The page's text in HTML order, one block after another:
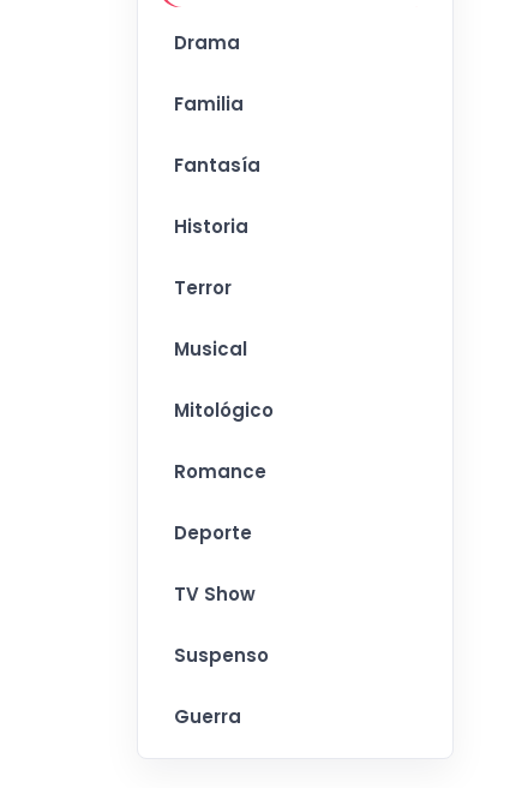
Drama
Familia
Fantasía
Historia
Terror
Musical
Mitológico
Romance
Deporte
TV Show
Suspenso
Guerra